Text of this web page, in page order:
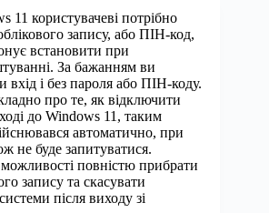
11 користувачеві потрібно
запису, або ПІН-код,
встановити при
За бажанням ви
вхід і без пароля або ПІН-коду.
про те, як відключити
до Windows 11, таким
автоматично, при
не буде запитуватися.
повністю прибрати
запису та скасувати
після виходу зі